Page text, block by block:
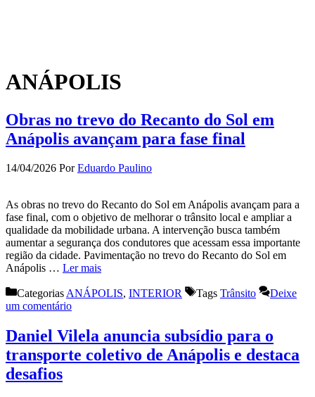
ANÁPOLIS
Obras no trevo do Recanto do Sol em
Anápolis avançam para fase final
14/04/2026 PorEduardo Paulino
As obras no trevo do Recanto do Sol em Anápolis avançam para a
fase final, com o objetivo de melhorar o trânsito local e ampliar a
qualidade da mobilidade urbana. A intervenção busca também
aumentar a segurança dos condutores que acessam essa importante
região da cidade. Pavimentação no trevo do Recanto do Sol em
Anápolis … Ler mais
CategoriasANÁPOLIS, INTERIOR Tags Trânsito
Deixe
um comentário
Daniel Vilela anuncia subsídio para o
transporte coletivo de Anápolis e destaca
desafios